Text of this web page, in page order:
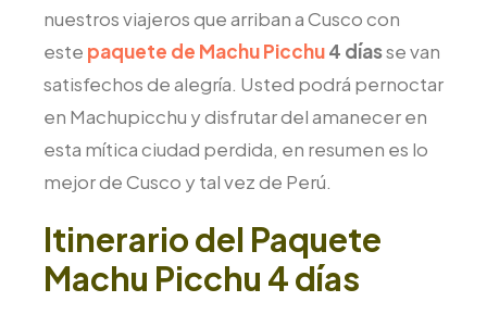
nuestros viajeros que arriban a Cusco con
este paquete de Machu Picchu4 díasse van
satisfechos de alegría. Usted podrá pernoctar
en Machupicchu y disfrutar del amanecer en
esta mítica ciudad perdida, en resumen es lo
mejor de Cusco y tal vez de Perú.
Itinerario del Paquete
Machu Picchu 4 días